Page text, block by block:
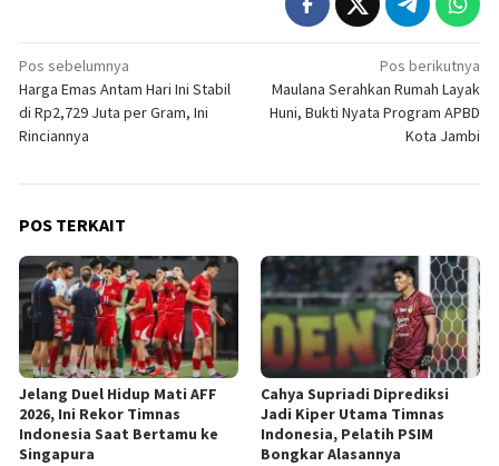
Navigasi
pos
Pos sebelumnya
Harga Emas Antam Hari Ini Stabil
di Rp2,729 Juta per Gram, Ini
Rinciannya
Pos berikutnya
Maulana Serahkan Rumah Layak
Huni, Bukti Nyata Program APBD
Kota Jambi
POS TERKAIT
Jelang Duel Hidup Mati AFF
2026, Ini Rekor Timnas
Indonesia Saat Bertamu ke
Singapura
Cahya Supriadi Diprediksi
Jadi Kiper Utama Timnas
Indonesia, Pelatih PSIM
Bongkar Alasannya